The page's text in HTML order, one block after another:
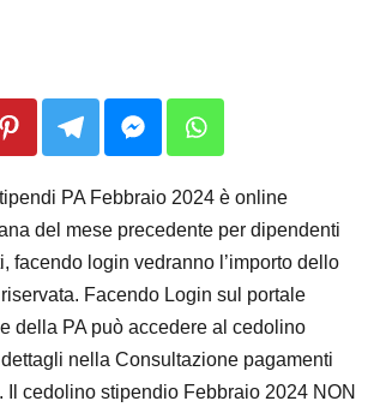
PA Febbraio 2024 è online
del mese precedente per dipendenti
facendo login vedranno l’importo dello
Facendo Login sul portale
della PA può accedere al cedolino
nella Consultazione pagamenti
Il cedolino stipendio Febbraio 2024 NON